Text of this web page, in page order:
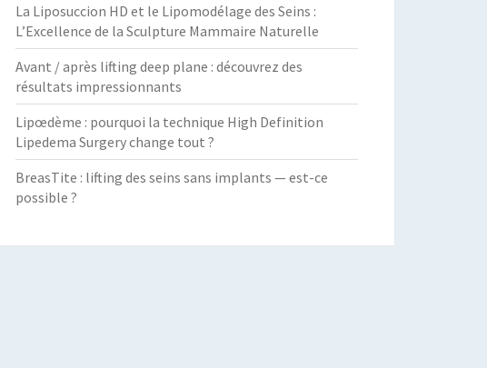
La Liposuccion HD et le Lipomodélage des Seins :
L’Excellence de la Sculpture Mammaire Naturelle
Avant / après lifting deep plane : découvrez des
résultats impressionnants
Lipœdème : pourquoi la technique High Definition
Lipedema Surgery change tout ?
BreasTite : lifting des seins sans implants — est-ce
possible ?